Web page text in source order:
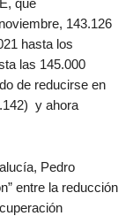
que
143.126
hasta los
las 145.000
de reducirse en
y ahora
Pedro
entre la reducción